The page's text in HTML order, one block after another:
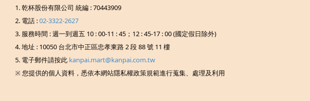
1. 乾杯股份有限公司 統編 : 70443909
2. 電話 :02-3322-2627
3. 服務時間 : 週一到週五 10 : 00-11 : 45；12 : 45-17 : 00 (國定假日除外)
4. 地址 : 10050 台北市中正區忠孝東路 2 段 88 號 11 樓
5. 電子郵件請按此 kanpai.mart@kanpai.com.tw
※ 您提供的個人資料，悉依本網站隱私權政策規範進行蒐集、處理及利用